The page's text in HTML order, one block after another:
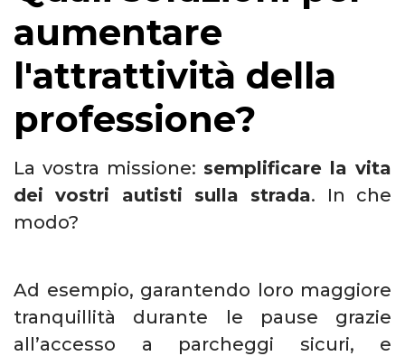
aumentare
l'attrattività della
professione?
La vostra missione: semplificare la vita
dei vostri autisti sulla strada. In che
modo?
Ad esempio, garantendo loro maggiore
tranquillità durante le pause grazie
all’accesso a parcheggi sicuri, e